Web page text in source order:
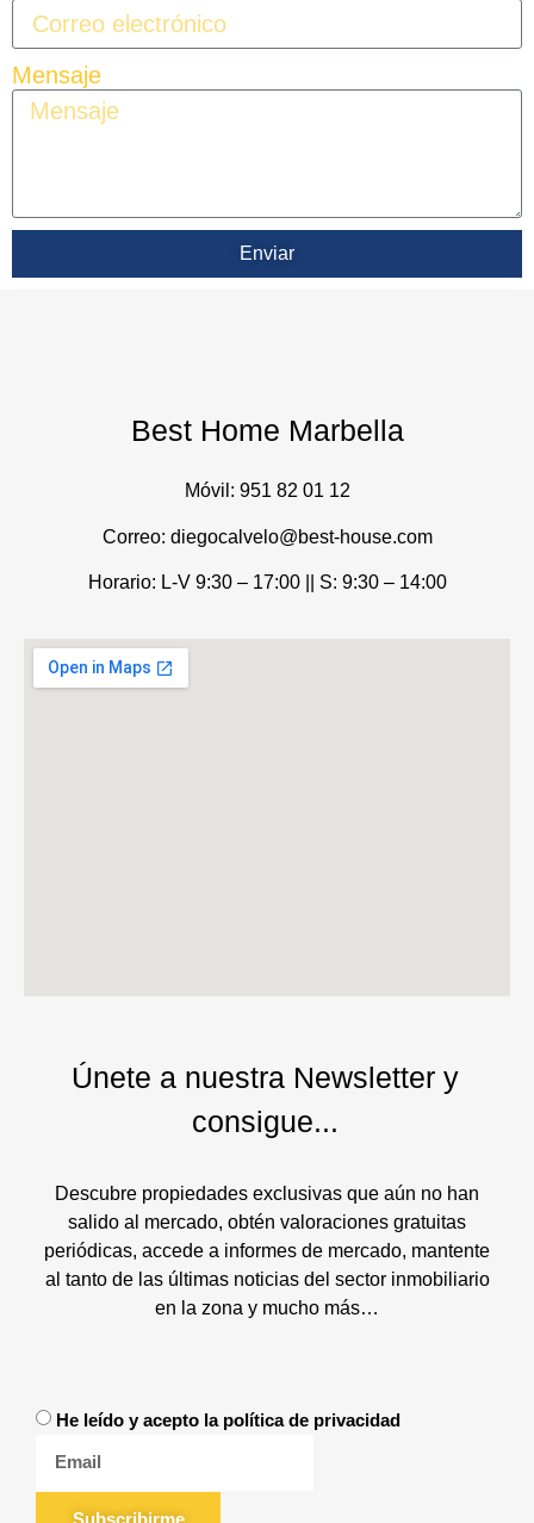
Mensaje
Enviar
Best Home Marbella
Móvil: 951 82 01 12
Correo: diegocalvelo@best-house.com
Horario: L-V 9:30 – 17:00 || S: 9:30 – 14:00
Únete a nuestra Newsletter y
consigue...
Descubre propiedades exclusivas que aún no han
salido al mercado, obtén valoraciones gratuitas
periódicas, accede a informes de mercado, mantente
al tanto de las últimas noticias del sector inmobiliario
en la zona y mucho más…
He leído y acepto la política de privacidad